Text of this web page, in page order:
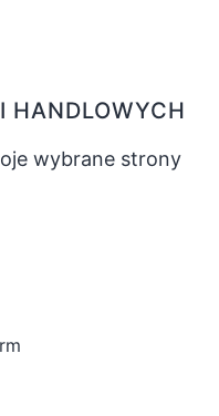
HANDLOWYCH
wybrane strony